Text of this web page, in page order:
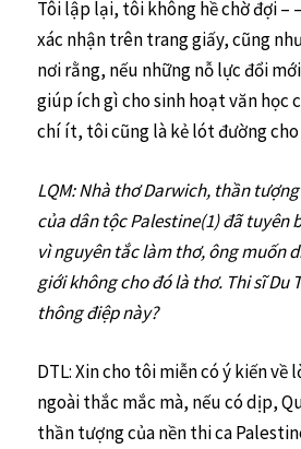
Tôi lập lại, tôi không hề chờ đợi –
xác nhận trên trang giấy, cũng
nơi rằng, nếu những nỗ lực đổi
giúp ích gì cho sinh hoạt văn học
chí ít, tôi cũng là kẻ lót đường
LQM: Nhà thơ Darwich, thần
của dân tộc Palestine(1) đã tuyên
vì nguyên tắc làm thơ, ông muốn
giới không cho đó là thơ. Thi sĩ Du
thông điệp này?
DTL: Xin cho tôi miễn có ý kiến về
ngoài thắc mắc mà, nếu có dịp,
thần tượng của nền thi ca